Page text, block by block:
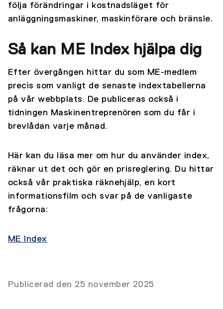
följa förändringar i kostnadsläget för
anläggningsmaskiner, maskinförare och bränsle.
Så kan ME Index hjälpa dig
Efter övergången hittar du som ME-medlem
precis som vanligt de senaste indextabellerna
på vår webbplats. De publiceras också i
tidningen Maskinentreprenören som du får i
brevlådan varje månad.
Här kan du läsa mer om hur du använder index,
räknar ut det och gör en prisreglering. Du hittar
också vår praktiska räknehjälp, en kort
informationsfilm och svar på de vanligaste
frågorna:
ME Index
Publicerad den 25 november 2025